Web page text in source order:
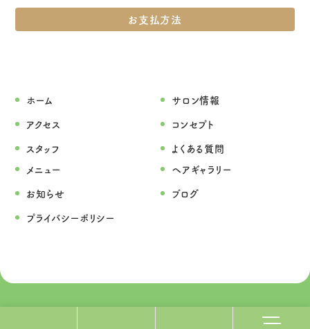
ホーム
サロン情報
アクセス
コンセプト
スタッフ
よくある質問
メニュー
ヘアギャラリー
お知らせ
ブログ
プライバシーポリシー
お支払方法
© 2023 Hair salon Lindo.